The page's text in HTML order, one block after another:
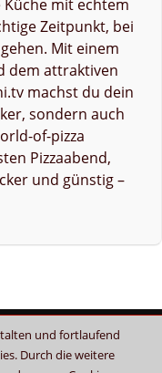
und fortlaufend
Durch die weitere
mit echtem
Zeitpunkt, bei
Mit einem
dem attraktiven
machst du dein
sondern auch
of-pizza
Pizzaabend,
und günstig –